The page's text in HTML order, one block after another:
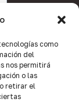
como
del
nos permitirá
o las
retirar el